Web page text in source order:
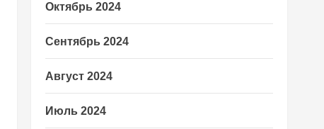
Октябрь 2024
Сентябрь 2024
Август 2024
Июль 2024